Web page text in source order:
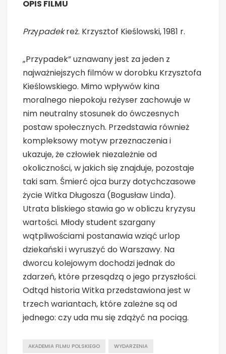
OPIS FILMU
Przypadekreż. Krzysztof Kieślowski, 1981 r.
„Przypadek” uznawany jest za jeden z
najważniejszych filmów w dorobku Krzysztofa
Kieślowskiego. Mimo wpływów kina
moralnego niepokoju reżyser zachowuje w
nim neutralny stosunek do ówczesnych
postaw społecznych. Przedstawia również
kompleksowy motyw przeznaczenia i
ukazuje, że człowiek niezależnie od
okoliczności, w jakich się znajduje, pozostaje
taki sam. Śmierć ojca burzy dotychczasowe
życie Witka Długosza (Bogusław Linda).
Utrata bliskiego stawia go w obliczu kryzysu
wartości. Młody student szargany
wątpliwościami postanawia wziąć urlop
dziekański i wyruszyć do Warszawy. Na
dworcu kolejowym dochodzi jednak do
zdarzeń, które przesądzą o jego przyszłości.
Odtąd historia Witka przedstawiona jest w
trzech wariantach, które zależne są od
jednego: czy uda mu się zdążyć na pociąg.
AKADEMIA FILMU POLSKIEGO WYDARZENIA